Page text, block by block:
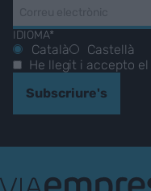
IDIOMA*
Català
Castellà
He llegit i accepto el
Subscriure's